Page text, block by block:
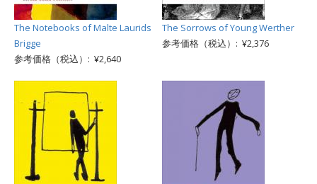
The Notebooks of Malte Laurids
Brigge
参考価格（税込）: ¥2,640
The Sorrows of Young Werther
参考価格（税込）: ¥2,376